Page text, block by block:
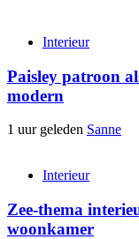
Interieur
Paisley patroon
modern
1 uur geleden Sanne
Interieur
Zee-thema
woonkamer